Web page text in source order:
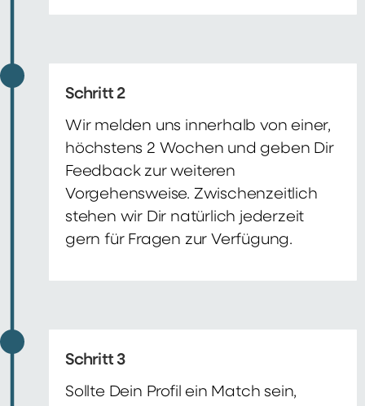
Schritt 2
Wir melden uns innerhalb von einer,
höchstens 2 Wochen und geben Dir
Feedback zur weiteren
Vorgehensweise. Zwischenzeitlich
stehen wir Dir natürlich jederzeit
gern für Fragen zur Verfügung.
Schritt 3
Sollte Dein Profil ein Match sein,